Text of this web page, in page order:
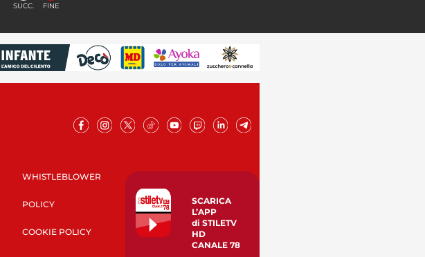
SUCC. FINE
WHISTLEBLOWER
POLICY
COOKIE POLICY
SCARICA
L’APP
di STILETV
HD
CANALE 78